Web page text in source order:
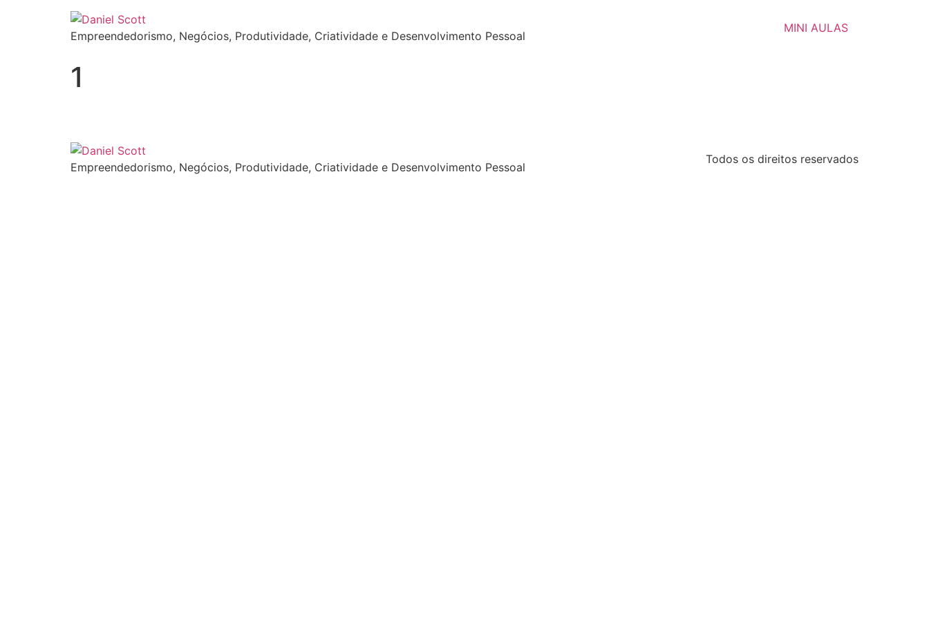
Empreendedorismo, Negócios, Produtividade, Criatividade e Desenvolvimento Pessoal
MINI AULAS
1
Empreendedorismo, Negócios, Produtividade, Criatividade e Desenvolvimento Pessoal
Todos os direitos reservados